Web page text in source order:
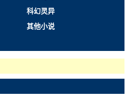
科幻灵异
其他小说